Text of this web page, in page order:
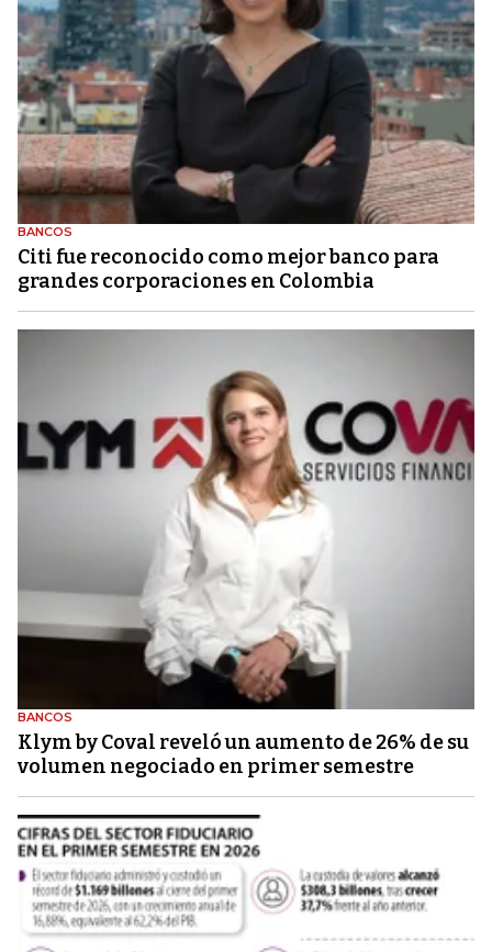
BANCOS
Citi fue reconocido como mejor banco para
grandes corporaciones en Colombia
BANCOS
Klym by Coval reveló un aumento de 26% de su
volumen negociado en primer semestre